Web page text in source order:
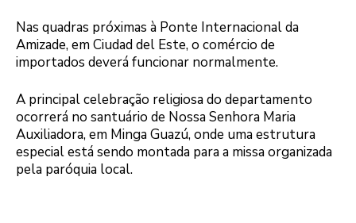
Nas quadras próximas à Ponte Internacional da
Amizade, em Ciudad del Este, o comércio de
importados deverá funcionar normalmente.
A principal celebração religiosa do departamento
ocorrerá no santuário de Nossa Senhora Maria
Auxiliadora, em Minga Guazú, onde uma estrutura
especial está sendo montada para a missa organizada
pela paróquia local.